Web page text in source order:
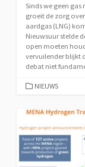
Sinds we geen
groeit de zorg
aardgas (LNG)
Nieuwsuur stelde
open moeten
vervuilender blijkt
debat niet
CATEGORIEËN
NIEUWS